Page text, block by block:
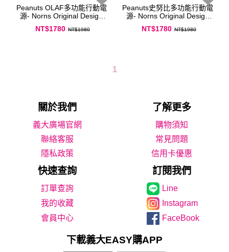
Peanuts OLAF多功能行動電
源- Norns Original Design
OLAF 歐拉夫 磁吸無線快充
10000mAh萬能充 自帶線
NT$1780 NT$1980
Peanuts史努比多功能行動電
源- Norns Original Design
Snoopy 磁吸無線快充
10000mAh萬能充 自帶線
NT$1780 NT$1980
1
關於我們 了解更多
義大廣場官網
購物須知
聯絡客服
常見問題
隱私政策
信用卡優惠
快速查詢 訂閱我們
Line
我的收藏
Instagram
會員中心
FaceBook
下載義大EASY購APP